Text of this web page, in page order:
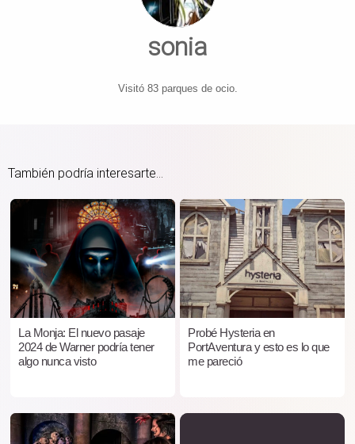
sonia
Visitó 83 parques de ocio.
También podría interesarte...
La Monja: El nuevo pasaje
2024 de Warner podría tener
algo nunca visto
Probé Hysteria en
PortAventura y esto es lo que
me pareció